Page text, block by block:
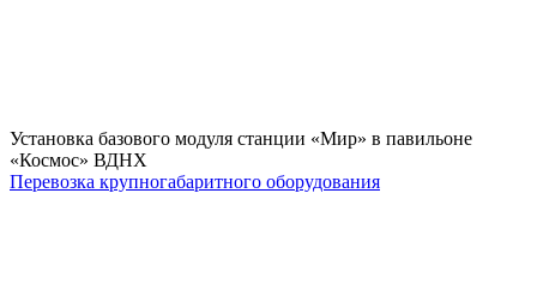
Установка базового модуля станции «Мир» в павильоне
«Космос» ВДНХ
Перевозка крупногабаритного оборудования